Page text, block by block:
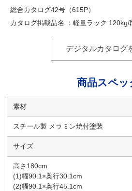
総合カタログ42号（615P）
カタログ掲載品名 ：軽量ラック
デジタルカタログ
商品スペッ
素材
スチール製 メラミン焼付塗装
サイズ
高さ180cm
(1)幅90.1×奥行30.1cm
(2)幅90.1×奥行45.1cm